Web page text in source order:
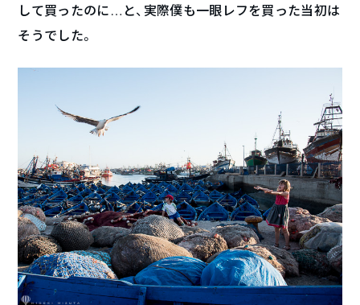
して買ったのに…と、実際僕も一眼レフを買った当初は
そうでした。